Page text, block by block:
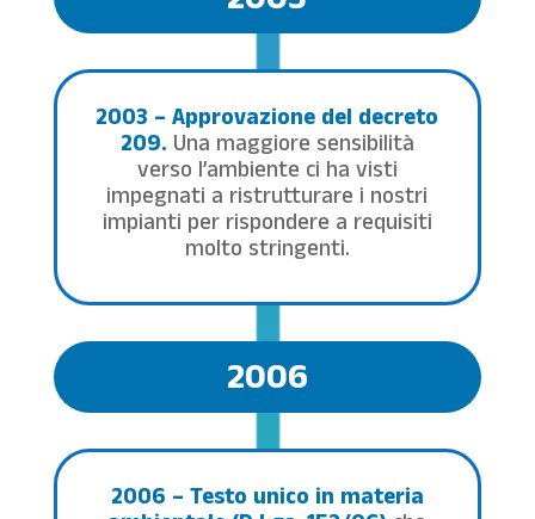
2003 – Approvazione del decreto
209. Una maggiore sensibilità
verso l’ambiente ci ha visti
impegnati a ristrutturare i nostri
impianti per rispondere a requisiti
molto stringenti.
2006
2006 – Testo unico in materia